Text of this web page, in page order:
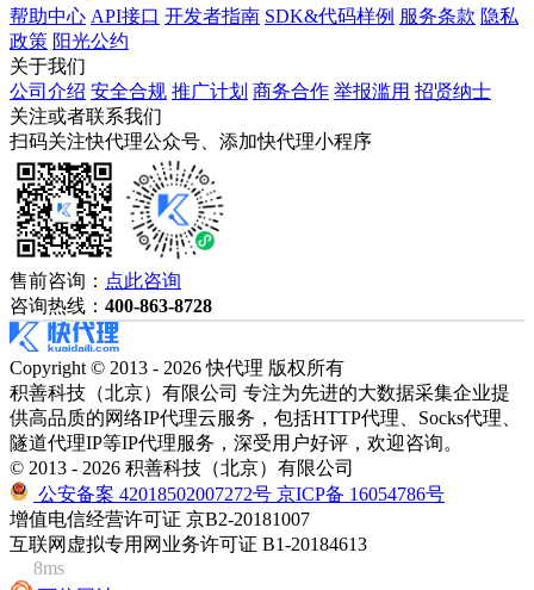
帮助中心 API接口 开发者指南 SDK&代码样例 服务条款 隐私
政策 阳光公约
关于我们
公司介绍 安全合规 推广计划 商务合作 举报滥用 招贤纳士
关注或者联系我们
扫码关注快代理公众号、添加快代理小程序
售前咨询： 点此咨询
咨询热线： 400-863-8728
Copyright © 2013 - 2026 快代理 版权所有
积善科技（北京）有限公司 专注为先进的大数据采集企业提
供高品质的网络IP代理云服务，包括HTTP代理、Socks代理、
隧道代理IP等IP代理服务，深受用户好评，欢迎咨询。
© 2013 - 2026 积善科技（北京）有限公司
公安备案 42018502007272号 京ICP备 16054786号
增值电信经营许可证 京B2-20181007
互联网虚拟专用网业务许可证 B1-20184613
8ms